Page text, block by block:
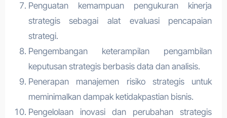
Penguatan kemampuan pengukuran kinerja
strategis sebagai alat evaluasi pencapaian
strategi.
Pengembangan keterampilan pengambilan
keputusan strategis berbasis data dan analisis.
Penerapan manajemen risiko strategis untuk
meminimalkan dampak ketidakpastian bisnis.
Pengelolaan inovasi dan perubahan strategis